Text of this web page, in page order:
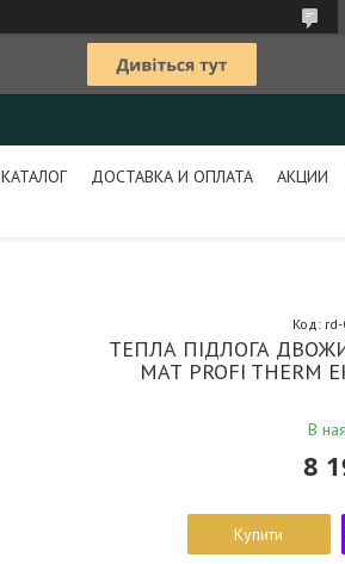
КАТАЛОГ ДОСТАВКА И ОПЛАТА АКЦИИ
ТЕПЛА ПІДЛОГА
МАТ PROFI THERM
В
Код:
8
Купити